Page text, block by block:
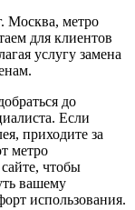
Москва, метро
для клиентов
услугу замена
до
Если
приходите за
метро
чтобы
вашему
использования.